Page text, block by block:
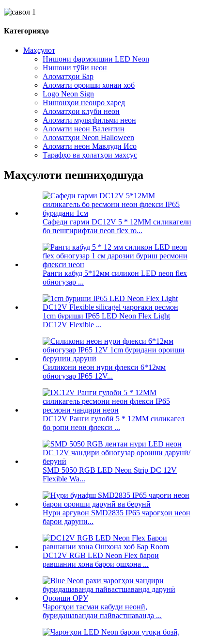
Категорияҳо
Маҳсулот
Нишони фармоишии LED Neon
Нишони тӯйи неон
Аломатҳои Бар
Аломати ороиши хонаи хоб
Logo Neon Sign
Нишонҳои неонро харед
Аломатҳои клуби неон
Аломати мультфильми неон
Аломати неон Валентин
Аломатҳои Neon Halloween
Аломати неон Мавлуди Исо
Тарафҳо ва ҳолатҳои махсус
Маҳсулоти пешниҳодшуда
Сафеди гарми DC12V 5 * 12MM силикагели
бо пешгирифтаи neon flex ro...
Ранги кабуд 5*12мм силикон LED neon flex
обногузар ...
1cm буриши IP65 LED Neon Flex Light
DC12V Flexible ...
Силикони неон нури флекси 6*12мм
обногузар IP65 12V...
DC12V Ранги гулобӣ 5 * 12MM силикагел
бо ропи неон флекси ...
SMD 5050 RGB LED Neon Strip DC 12V
Flexible Wa...
Нури арғувон SMD2835 IP65 чароғҳои неон
барои дарунӣ...
DC12V RGB LED Neon Flex барои
равшании хона барои ошхона ...
Чароғҳои тасмаи кабуди неонӣ,
буридашавандаи пайвастшаванда ...